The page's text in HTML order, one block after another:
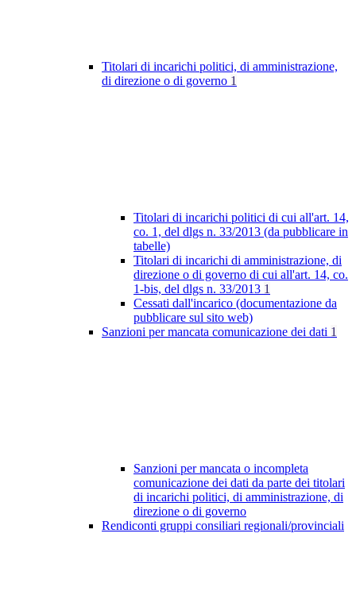
Titolari di incarichi politici, di amministrazione,
di direzione o di governo 1
Titolari di incarichi politici di cui all'art. 14,
co. 1, del dlgs n. 33/2013 (da pubblicare in
tabelle)
Titolari di incarichi di amministrazione, di
direzione o di governo di cui all'art. 14, co.
1-bis, del dlgs n. 33/2013 1
Cessati dall'incarico (documentazione da
pubblicare sul sito web)
Sanzioni per mancata comunicazione dei dati 1
Sanzioni per mancata o incompleta
comunicazione dei dati da parte dei titolari
di incarichi politici, di amministrazione, di
direzione o di governo
Rendiconti gruppi consiliari regionali/provinciali